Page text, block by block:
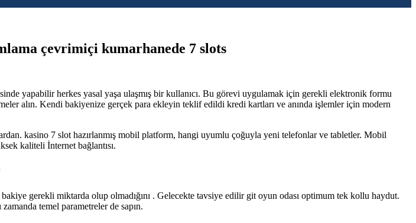
çevrimiçi kumarhanede 7 slots
yapabilir herkes yasal yaşa ulaşmış bir kullanıcı. Bu görevi uygulamak için gerekli elektronik formu
alın. Kendi bakiyenize gerçek para ekleyin teklif edildi kredi kartları ve anında işlemler için modern
kasino 7 slot hazırlanmış mobil platform, hangi uyumlu çoğuyla yeni telefonlar ve tabletler. Mobil
kaliteli İnternet bağlantısı.
gerekli miktarda olup olmadığını . Gelecekte tavsiye edilir git oyun odası optimum tek kollu haydut.
temel parametreler de sapın.